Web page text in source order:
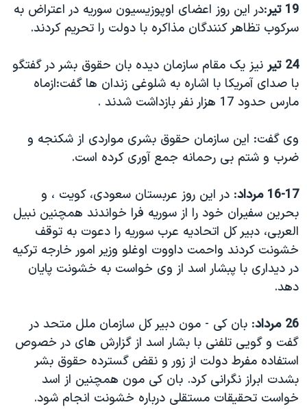
19 تیر
:در این روز اعضای اوپوزیسیون سوریه در اعتراض به
سرکوب تظاهر کنندگان مذاکره با دولت را تحریم کردند.
24 تیر
نیز یک مقام سازمان دیده بان حقوق بشر در گفتگو
با صدای آمریکا با اشاره به شلوغی زندان ها گفت:ازماه
مارس حدود 17 هزار نفر بازداشت شدند .
وی گفت: این سازمان حقوق بشری مواردی از شکنجه و
ضرب و شتم بی رحمانه جمع آوری کرده است.
16-17 مرداد
: در این روز عربستان سعودی، کویت ، و
بحرین سفیران خود را از سوریه فرا خواندند همچنین نبیل
العربی، دبیر کل اتحادیه عرب سوریه را دعوت به توقف
خشونت کردند واحمت داووت اوغلو وزیر امور خارجه ترکیه
در دیداری با پبشار اسد از وی خواست به خشونت پایان
دهد.
26 مرداد
: بان کی - مون دبیر کل سازمان ملل متحد در
گفت و گویی تلفنی با بشار اسد از گزارش های در خصوص
استفاده مفرط دولت از زور و نقض گسترده حقوق بشر
بشدت ابراز نگرانی کرد. بان کی مون همچنین از اسد
خواست تحقیقات مستقلی درباره خشونت انجام شود.